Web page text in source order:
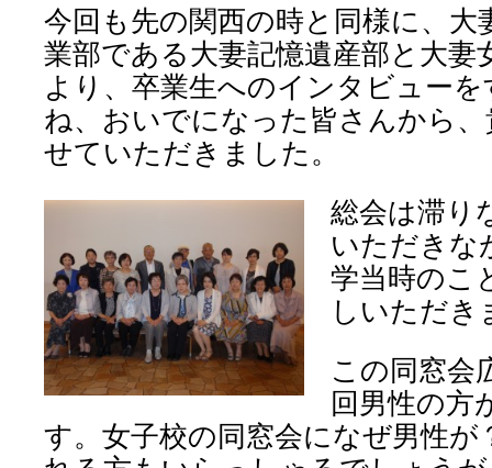
今回も先の関西の時と同様に、大
業部である大妻記憶遺産部と大妻
より、卒業生へのインタビュー
ね、おいでになった皆さんから
せていただきました。
総会は滞り
いただきな
学当時のこ
しいただき
この同窓会
回男性の方
す。女子校の同窓会になぜ男性が